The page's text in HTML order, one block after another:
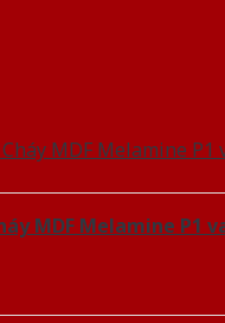
MDF Melamine P1